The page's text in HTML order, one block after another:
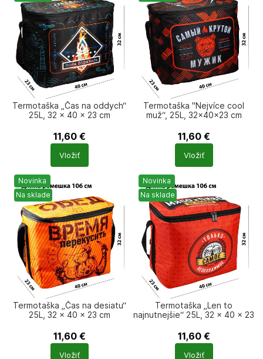
Termotaška „Čas na oddych“
25L, 32 × 40 × 23 cm
11,60 €
Počet
produktů
Vložiť
Termotaška "Nejvíce cool
muž“, 25L, 32x40x23 cm
11,60 €
Počet
produktů
Vložiť
Novinka
Na sklade
Termotaška „Čas na desiatu“
25L, 32 × 40 × 23 cm
11,60 €
Počet
produktů
Vložiť
Novinka
Na sklade
Termotaška „Len to
najnutnejšie“ 25L, 32 × 40 × 23
11,60 €
Počet
produktů
Vložiť